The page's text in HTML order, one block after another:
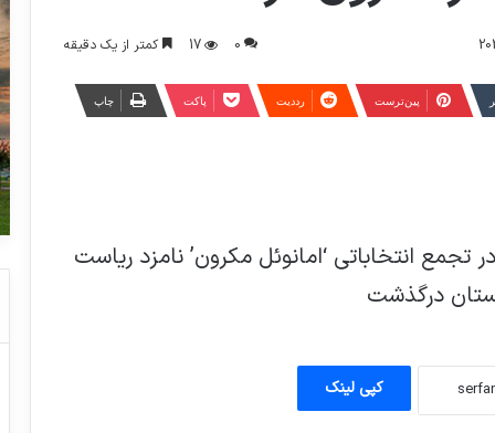
0
17 کمتر از یک دقیقه
‫پین‌ترست ‫رددیت پاکت چاپ
پس از اینکه در تجمع انتخاباتی ‘امانوئل مکرون’ نامزد ریاست
درگذشت
کپی لینکامشب دلامادونینا از این شبکه خبر داد.